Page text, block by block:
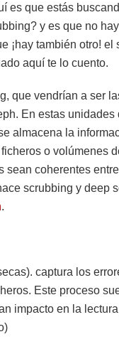
es que estás
y es que no
¡hay también otro! el
aquí te lo cuento.
que vendrían a ser
En estas unidades
almacena la
o volúmenes
sean coherentes
scrubbing y deep
.
captura los
Este proceso
impacto en la